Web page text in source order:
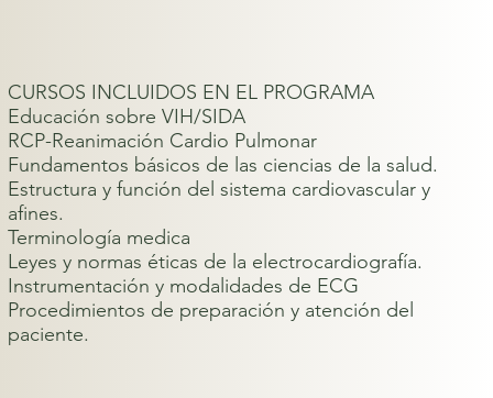
CURSOS INCLUIDOS EN EL PROGRAMA
Educación sobre VIH/SIDA
RCP-Reanimación Cardio Pulmonar
Fundamentos básicos de las ciencias de la salud.
Estructura y función del sistema cardiovascular y
afines.
Terminología medica
Leyes y normas éticas de la electrocardiografía.
Instrumentación y modalidades de ECG
Procedimientos de preparación y atención del
paciente.